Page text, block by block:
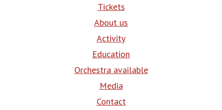
Tickets
About us
Activity
Education
Orchestra available
Media
Contact